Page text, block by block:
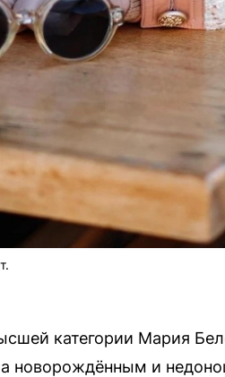
категории Мария
новорождённым и